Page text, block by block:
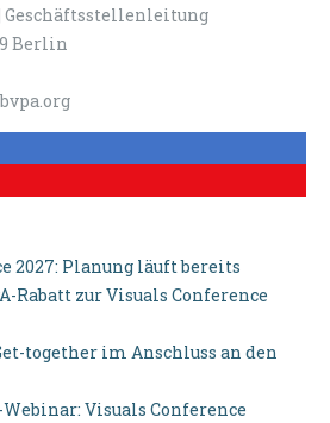
Geschäftsstellenleitung
Berlin
2027: Planung läuft bereits
Rabatt zur Visuals Conference
together im Anschluss an den
Visuals Conference